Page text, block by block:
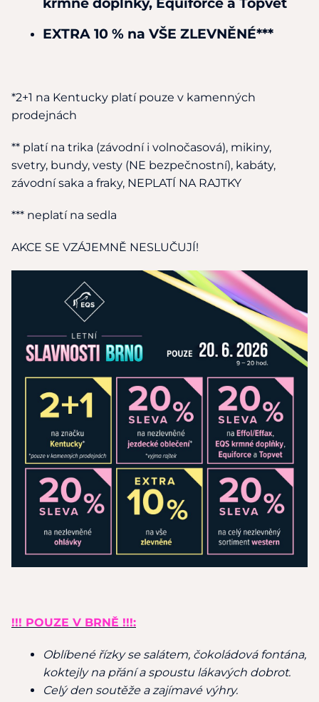
EXTRA 10 % na VŠE ZLEVNĚNÉ***
*2+1 na Kentucky platí pouze v kamenných
prodejnách
** platí na trika (závodní i volnočasová), mikiny,
svetry, bundy, vesty (NE bezpečnostní), kabáty,
závodní saka a fraky, NEPLATÍ NA RAJTKY
*** neplatí na sedla
AKCE SE VZÁJEMNĚ NESLUČUJÍ!
!!! POUZE V BRNĚ !!!:
Oblíbené řízky se salátem, čokoládová fontána,
koktejly na přání a spoustu lákavých dobrot.
Celý den soutěže a zajímavé výhry.